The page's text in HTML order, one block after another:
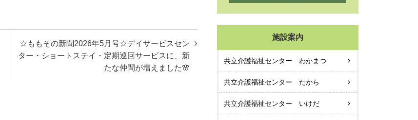
☆ももその新聞2026年5月号☆デイサービスセン
ター・ショートステイ・定期巡回サービスに、新
たな仲間が増えました🌸
施設案内
共立介護福祉センター わかまつ
共立介護福祉センター たから
共立介護福祉センター いけだ